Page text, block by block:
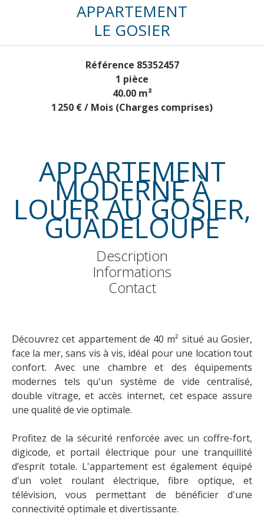
APPARTEMENT
LE GOSIER
Référence 85352457
1 pièce
40.00m²
1 250 € / Mois (Charges comprises)
APPARTEMENT
MODERNE À
LOUER AU GOSIER,
GUADELOUPE
Description
Informations
Contact
Découvrez cet appartement de 40 m² situé au Gosier,
face la mer, sans vis à vis, idéal pour une location tout
confort. Avec une chambre et des équipements
modernes tels qu'un système de vide centralisé,
double vitrage, et accès internet, cet espace assure
une qualité de vie optimale.
Profitez de la sécurité renforcée avec un coffre-fort,
digicode, et portail électrique pour une tranquillité
d’esprit totale. L'appartement est également équipé
d'un volet roulant électrique, fibre optique, et
télévision, vous permettant de bénéficier d'une
connectivité optimale et divertissante.